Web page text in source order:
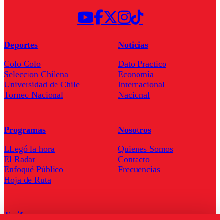
Deportes
Colo Colo
Seleccion Chilena
Universidad de Chile
Torneo Nacional
Noticias
Dato Practico
Economía
Internacional
Nacional
Programas
LLegó la hora
El Radar
Enfoqué Público
Hoja de Ruta
Nosotros
Quienes Somos
Contacto
Frecuencias
Tarifas